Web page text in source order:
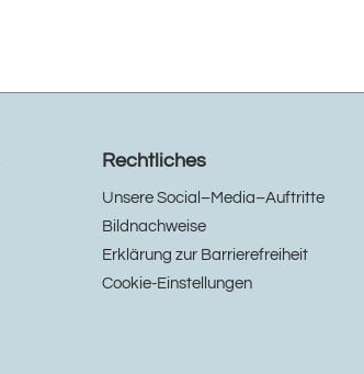
Rechtliches
Unsere Social–Media–Auftritte
Bildnachweise
Erklärung zur Barrierefreiheit
Cookie-Einstellungen